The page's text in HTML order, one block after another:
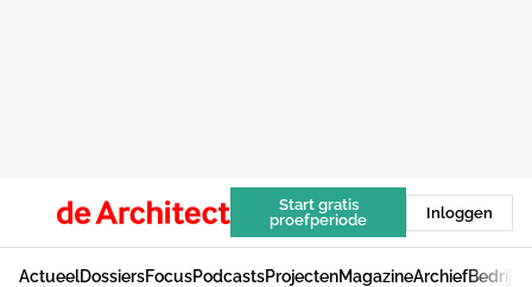
Start gratis
proefperiode
Inloggen
ActueelDossiersFocusPodcastsProjectenMagazineArchief